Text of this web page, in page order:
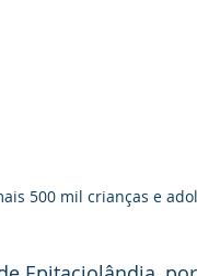
500 mil crianças e